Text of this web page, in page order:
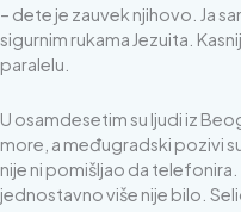
– dete je zauvek njihovo. Ja
sigurnim rukama Jezuita.
paralelu.
U osamdesetim su ljudi iz
more, a međugradski pozivi
nije ni pomišljao da telefonira.
jednostavno više nije bilo.